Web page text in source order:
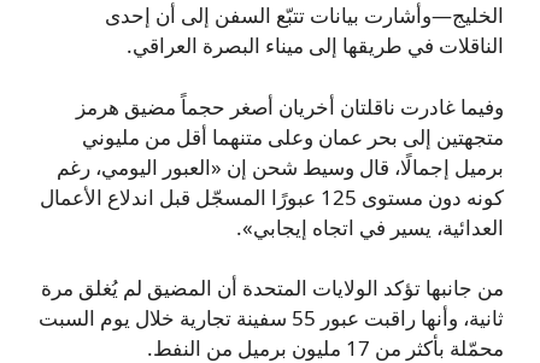
الخليج—وأشارت بيانات تتبّع السفن إلى أن إحدى
الناقلات في طريقها إلى ميناء البصرة العراقي.
وفيما غادرت ناقلتان أخريان أصغر حجماً مضيق هرمز
متجهتين إلى بحر عمان وعلى متنهما أقل من مليوني
برميل إجمالًا، قال وسيط شحن إن «العبور اليومي، رغم
كونه دون مستوى 125 عبورًا المسجّل قبل اندلاع الأعمال
العدائية، يسير في اتجاه إيجابي».
من جانبها تؤكد الولايات المتحدة أن المضيق لم يُغلق مرة
ثانية، وأنها راقبت عبور 55 سفينة تجارية خلال يوم السبت
محمّلة بأكثر من 17 مليون برميل من النفط.